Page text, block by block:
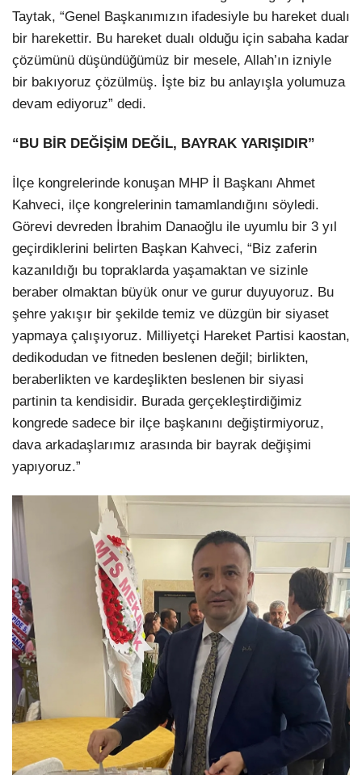
Taytak, “Genel Başkanımızın ifadesiyle bu hareket dualı
bir harekettir. Bu hareket dualı olduğu için sabaha kadar
çözümünü düşündüğümüz bir mesele, Allah’ın izniyle
bir bakıyoruz çözülmüş. İşte biz bu anlayışla yolumuza
devam ediyoruz” dedi.
“BU BİR DEĞİŞİM DEĞİL, BAYRAK YARIŞIDIR”
İlçe kongrelerinde konuşan MHP İl Başkanı Ahmet
Kahveci, ilçe kongrelerinin tamamlandığını söyledi.
Görevi devreden İbrahim Danaoğlu ile uyumlu bir 3 yıl
geçirdiklerini belirten Başkan Kahveci, “Biz zaferin
kazanıldığı bu topraklarda yaşamaktan ve sizinle
beraber olmaktan büyük onur ve gurur duyuyoruz. Bu
şehre yakışır bir şekilde temiz ve düzgün bir siyaset
yapmaya çalışıyoruz. Milliyetçi Hareket Partisi kaostan,
dedikodudan ve fitneden beslenen değil; birlikten,
beraberlikten ve kardeşlikten beslenen bir siyasi
partinin ta kendisidir. Burada gerçekleştirdiğimiz
kongrede sadece bir ilçe başkanını değiştirmiyoruz,
dava arkadaşlarımız arasında bir bayrak değişimi
yapıyoruz.”